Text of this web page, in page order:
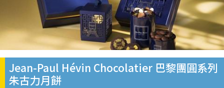
Jean-Paul Hévin Chocolatier 巴黎團圓系列
朱古力月餅